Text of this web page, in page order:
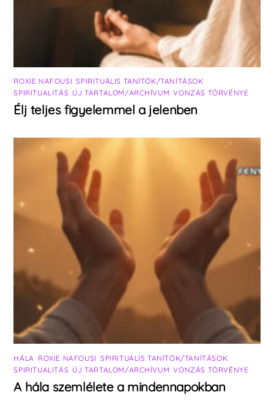
ROXIE NAFOUSI ,SPIRITUÁLIS TANÍTÓK/TANÍTÁSOK
SPIRITUALITÁS ÚJ TARTALOM/ARCHÍVUM ,VONZÁS TÖRVÉNYE
Élj teljes figyelemmel a jelenben
HÁLA ROXIE NAFOUSI SPIRITUÁLIS TANÍTÓK/TANÍTÁSOK
SPIRITUALITÁS ÚJ TARTALOM/ARCHÍVUM ,VONZÁS TÖRVÉNYE
A hála szemlélete a mindennapokban